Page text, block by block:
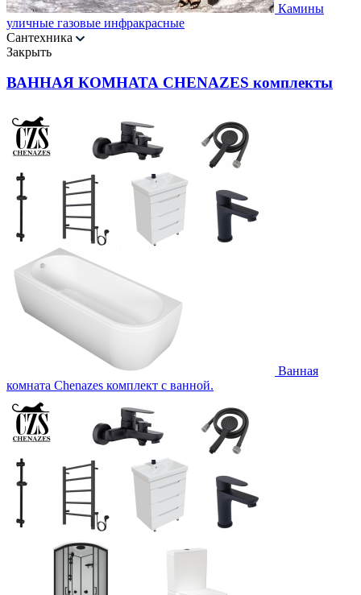
Камины
уличные газовые инфракрасные
Сантехника
Закрыть
ВАННАЯ КОМНАТА CHENAZES комплекты
Ванная
комната Chenazes комплект с ванной.